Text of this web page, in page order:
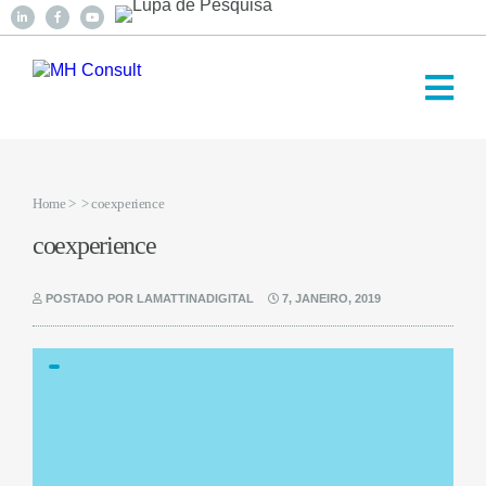
Home > > coexperience
coexperience
POSTADO POR LAMATTINADIGITAL 7, JANEIRO, 2019